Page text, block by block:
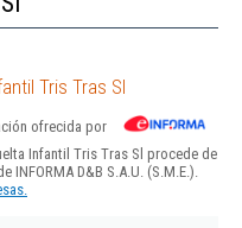
Tris Tras Sl
ofrecida por
Infantil Tris Tras Sl procede de
INFORMA D&B S.A.U. (S.M.E.).